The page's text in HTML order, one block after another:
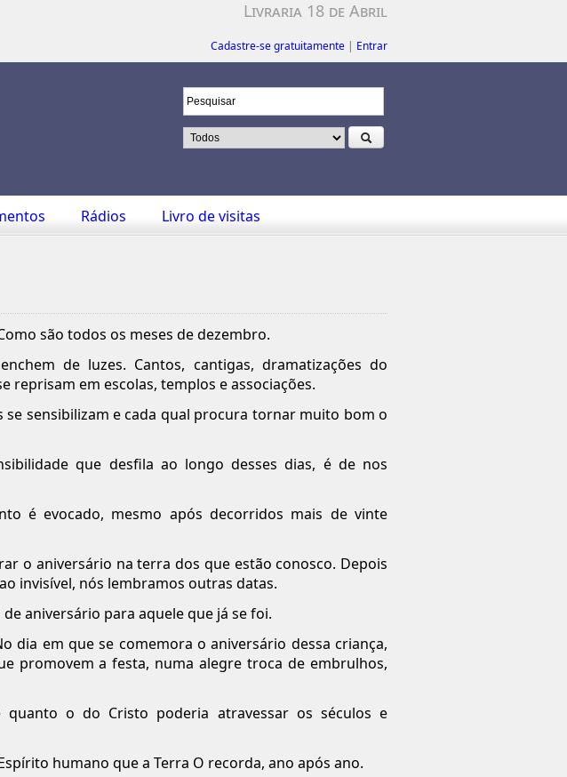
Livraria 18 de Abril
Cadastre-se gratuitamente | Entrar
Rádios Livro de visitas
são todos os meses de dezembro.
de luzes. Cantos, cantigas, dramatizações do
reprisam em escolas, templos e associações.
se sensibilizam e cada qual procura tornar muito bom o
que desfila ao longo desses dias, é de nos
é evocado, mesmo após decorridos mais de vinte
o aniversário na terra dos que estão conosco. Depois
invisível, nós lembramos outras datas.
aniversário para aquele que já se foi.
dia em que se comemora o aniversário dessa criança,
promovem a festa, numa alegre troca de embrulhos,
o do Cristo poderia atravessar os séculos e
humano que a Terra O recorda, ano após ano.